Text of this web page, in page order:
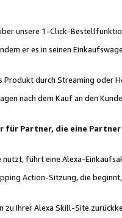
unsere 1-Click-
er es in seinen
durch Streaming oder
nach dem Kauf an den
Partner, die eine
führt eine Alexa-
Action-Sitzung, die
Ihrer Alexa Skill-Site